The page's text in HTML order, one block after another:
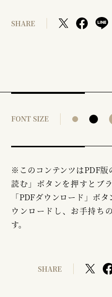
SHARE
FONT SIZE
※このコンテンツはPDF版
読む」ボタンを押すとブ
「PDFダウンロード」ボ
ウンロードし、お手持ち
す。
SHARE